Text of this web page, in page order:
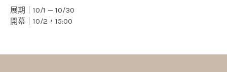
展期｜10/1 — 10/30
開幕｜10/2，15:00